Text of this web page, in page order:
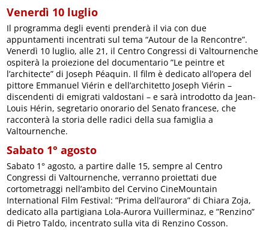
Venerdì 10 luglio
Il programma degli eventi prenderà il via con due
appuntamenti incentrati sul tema “Autour de la Rencontre”.
Venerdì 10 luglio, alle 21, il Centro Congressi di Valtournenche
ospiterà la proiezione del documentario ”Le peintre et
l’architecte” di Joseph Péaquin. Il film è dedicato all’opera del
pittore Emmanuel Viérin e dell’architetto Joseph Viérin –
discendenti di emigrati valdostani – e sarà introdotto da Jean-
Louis Hérin, segretario onorario del Senato francese, che
racconterà la storia delle radici della sua famiglia a
Valtournenche.
Sabato 1° agosto
Sabato 1° agosto, a partire dalle 15, sempre al Centro
Congressi di Valtournenche, verranno proiettati due
cortometraggi nell’ambito del Cervino CineMountain
International Film Festival: ”Prima dell’aurora” di Chiara Zoja,
dedicato alla partigiana Lola-Aurora Vuillerminaz, e ”Renzino”
di Pietro Taldo, incentrato sulla vita di Renzino Cosson.